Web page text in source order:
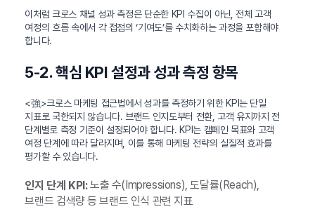
이처럼 크로스 채널 성과 측정은 단순한 KPI 수집이 아닌, 전체 고객
여정의 흐름 속에서 각 접점의 ‘기여도’를 수치화하는 과정을 포함해야
합니다.
5-2. 핵심 KPI 설정과 성과 측정 항목
<強>크로스 마케팅 접근법에서 성과를 측정하기 위한 KPI는 단일
지표로 국한되지 않습니다. 브랜드 인지도부터 전환, 고객 유지까지 전
단계별로 측정 기준이 설정되어야 합니다. KPI는 캠페인 목표와 고객
여정 단계에 따라 달라지며, 이를 통해 마케팅 전략의 실질적 효과를
평가할 수 있습니다.
인지 단계 KPI:노출 수(Impressions), 도달률(Reach),
브랜드 검색량 등 브랜드 인식 관련 지표